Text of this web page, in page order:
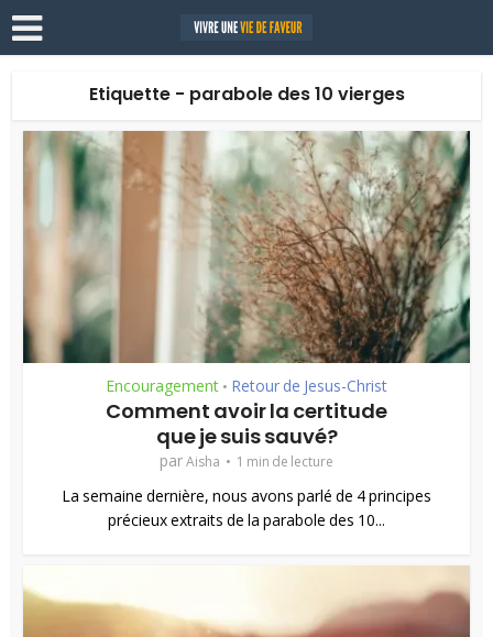
Etiquette - parabole des 10 vierges
Encouragement • Retour de Jesus-Christ
Comment avoir la certitude
que je suis sauvé?
parAisha 1 min de lecture
La semaine dernière, nous avons parlé de 4 principes
précieux extraits de la parabole des 10...